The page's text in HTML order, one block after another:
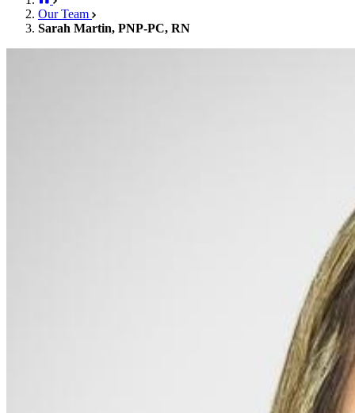
Our Team
Sarah Martin, PNP-PC, RN